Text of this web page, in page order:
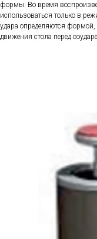
формы. Во время
использоваться только в
удара определяются
движения стола перед